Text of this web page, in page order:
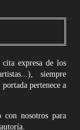
cita expresa de los
siempre
pertenece a
con nosotros para